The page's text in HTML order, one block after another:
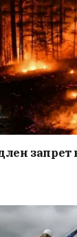
запрет